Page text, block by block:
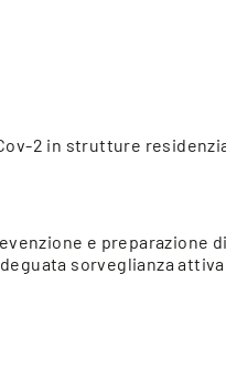
2 in strutture
e preparazione
sorveglianza